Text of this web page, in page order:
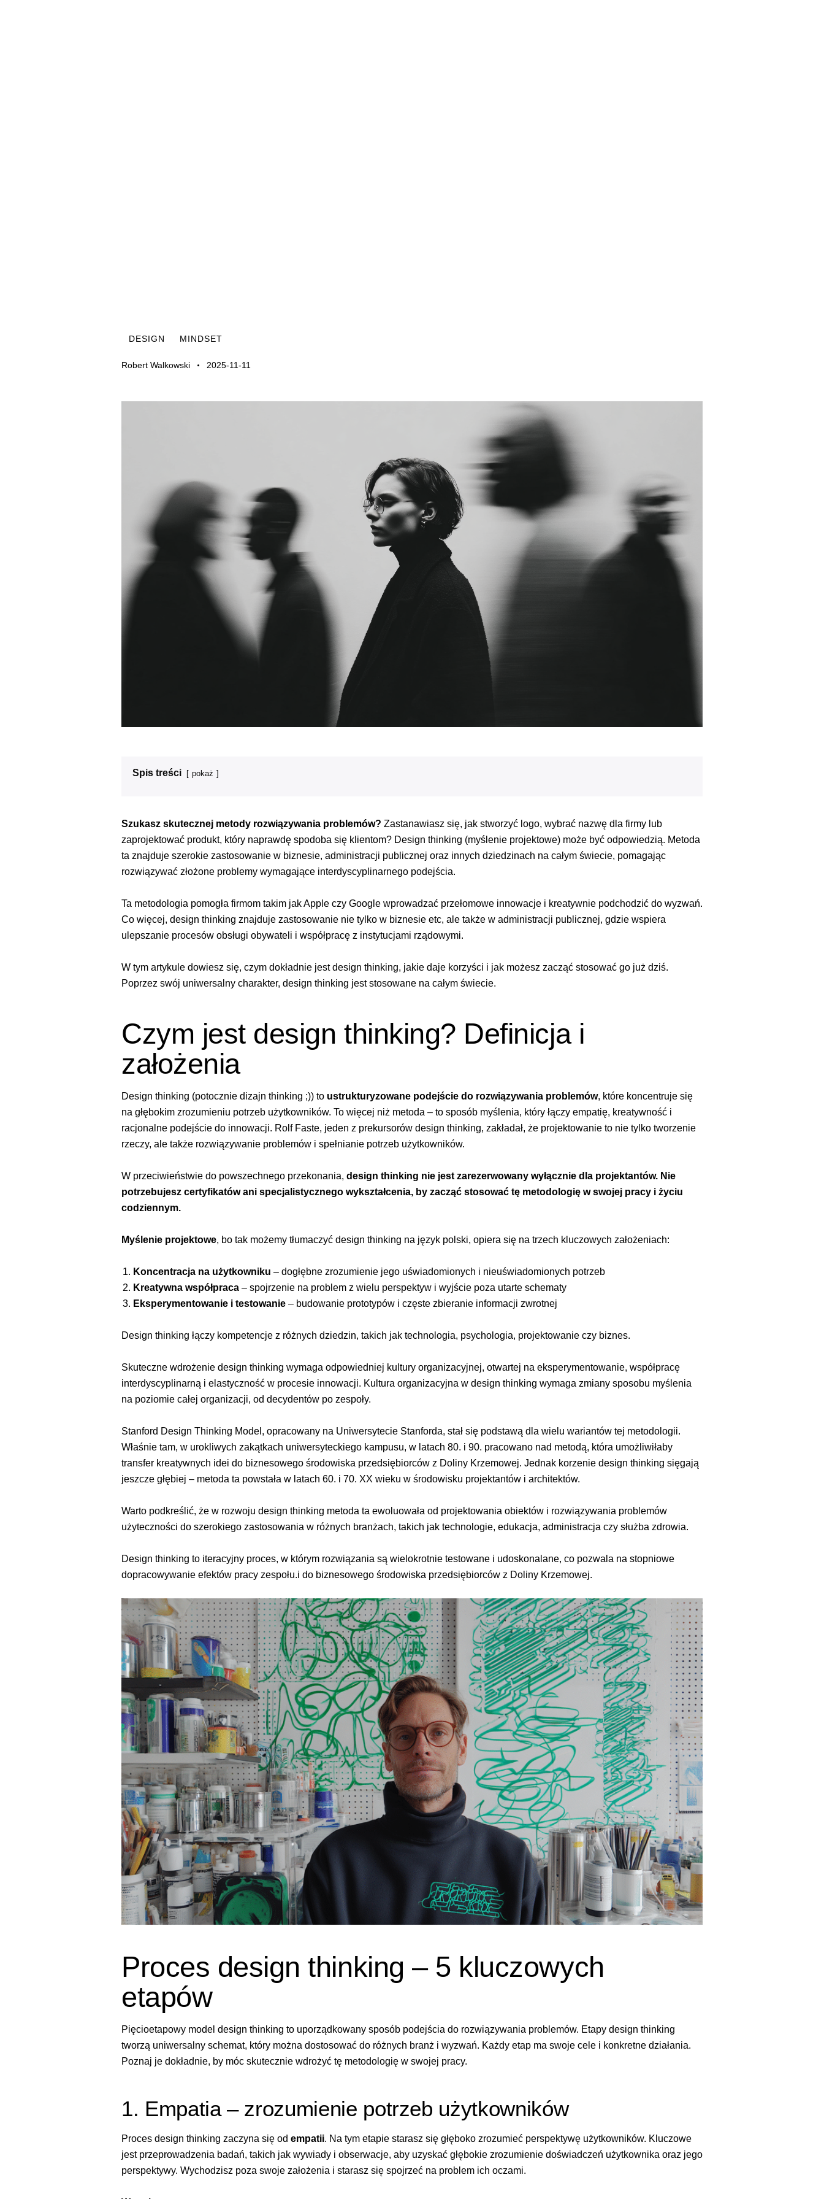
DESIGN MINDSET
Robert Walkowski 2025-11-11
Spis treści pokaż
Szukasz skutecznej metody rozwiązywania problemów? Zastanawiasz się, jak stworzyć logo, wybrać nazwę dla firmy lub
zaprojektować produkt, który naprawdę spodoba się klientom? Design thinking (myślenie projektowe) może być odpowiedzią. Metoda
ta znajduje szerokie zastosowanie w biznesie, administracji publicznej oraz innych dziedzinach na całym świecie, pomagając
rozwiązywać złożone problemy wymagające interdyscyplinarnego podejścia.
Ta metodologia pomogła firmom takim jak Apple czy Google wprowadzać przełomowe innowacje i kreatywnie podchodzić do wyzwań.
Co więcej, design thinking znajduje zastosowanie nie tylko w biznesie etc, ale także w administracji publicznej, gdzie wspiera
ulepszanie procesów obsługi obywateli i współpracę z instytucjami rządowymi.
W tym artykule dowiesz się, czym dokładnie jest design thinking, jakie daje korzyści i jak możesz zacząć stosować go już dziś.
Poprzez swój uniwersalny charakter, design thinking jest stosowane na całym świecie.
Czym jest design thinking? Definicja i
założenia
Design thinking (potocznie dizajn thinking ;)) to ustrukturyzowane podejście do rozwiązywania problemów, które koncentruje się
na głębokim zrozumieniu potrzeb użytkowników. To więcej niż metoda – to sposób myślenia, który łączy empatię, kreatywność i
racjonalne podejście do innowacji. Rolf Faste, jeden z prekursorów design thinking, zakładał, że projektowanie to nie tylko tworzenie
rzeczy, ale także rozwiązywanie problemów i spełnianie potrzeb użytkowników.
W przeciwieństwie do powszechnego przekonania, design thinking nie jest zarezerwowany wyłącznie dla projektantów. Nie
potrzebujesz certyfikatów ani specjalistycznego wykształcenia, by zacząć stosować tę metodologię w swojej pracy i życiu
codziennym.
Myślenie projektowe, bo tak możemy tłumaczyć design thinking na język polski, opiera się na trzech kluczowych założeniach:
Koncentracja na użytkowniku – dogłębne zrozumienie jego uświadomionych i nieuświadomionych potrzeb
Kreatywna współpraca – spojrzenie na problem z wielu perspektyw i wyjście poza utarte schematy
Eksperymentowanie i testowanie – budowanie prototypów i częste zbieranie informacji zwrotnej
Design thinking łączy kompetencje z różnych dziedzin, takich jak technologia, psychologia, projektowanie czy biznes.
Skuteczne wdrożenie design thinking wymaga odpowiedniej kultury organizacyjnej, otwartej na eksperymentowanie, współpracę
interdyscyplinarną i elastyczność w procesie innowacji. Kultura organizacyjna w design thinking wymaga zmiany sposobu myślenia
na poziomie całej organizacji, od decydentów po zespoły.
Stanford Design Thinking Model, opracowany na Uniwersytecie Stanforda, stał się podstawą dla wielu wariantów tej metodologii.
Właśnie tam, w urokliwych zakątkach uniwersyteckiego kampusu, w latach 80. i 90. pracowano nad metodą, która umożliwiłaby
transfer kreatywnych idei do biznesowego środowiska przedsiębiorców z Doliny Krzemowej. Jednak korzenie design thinking sięgają
jeszcze głębiej – metoda ta powstała w latach 60. i 70. XX wieku w środowisku projektantów i architektów.
Warto podkreślić, że w rozwoju design thinking metoda ta ewoluowała od projektowania obiektów i rozwiązywania problemów
użyteczności do szerokiego zastosowania w różnych branżach, takich jak technologie, edukacja, administracja czy służba zdrowia.
Design thinking to iteracyjny proces, w którym rozwiązania są wielokrotnie testowane i udoskonalane, co pozwala na stopniowe
dopracowywanie efektów pracy zespołu.i do biznesowego środowiska przedsiębiorców z Doliny Krzemowej.
Proces design thinking – 5 kluczowych
etapów
Pięcioetapowy model design thinking to uporządkowany sposób podejścia do rozwiązywania problemów. Etapy design thinking
tworzą uniwersalny schemat, który można dostosować do różnych branż i wyzwań. Każdy etap ma swoje cele i konkretne działania.
Poznaj je dokładnie, by móc skutecznie wdrożyć tę metodologię w swojej pracy.
1. Empatia – zrozumienie potrzeb użytkowników
Proces design thinking zaczyna się od empatii. Na tym etapie starasz się głęboko zrozumieć perspektywę użytkowników. Kluczowe
jest przeprowadzenia badań, takich jak wywiady i obserwacje, aby uzyskać głębokie zrozumienie doświadczeń użytkownika oraz jego
perspektywy. Wychodzisz poza swoje założenia i starasz się spojrzeć na problem ich oczami.